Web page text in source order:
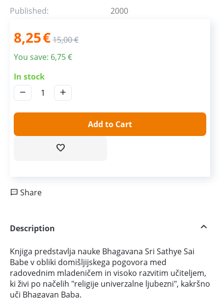
Published:
2000
8,25€15,00€
You save: 6,75€
In stock
+
−
Add to Cart
Share
Description
Knjiga predstavlja nauke Bhagavana Sri Sathye Sai
Babe v obliki domišljijskega pogovora med
radovednim mladeničem in visoko razvitim učiteljem,
ki živi po načelih "religije univerzalne ljubezni", kakršno
uči Bhagavan Baba.